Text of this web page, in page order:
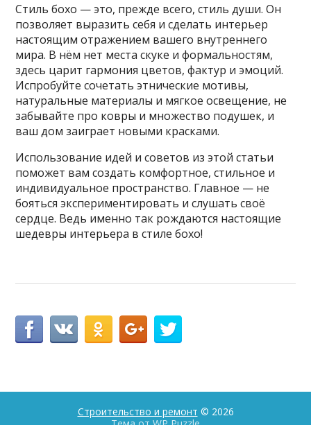
Стиль бохо — это, прежде всего, стиль души. Он
позволяет выразить себя и сделать интерьер
настоящим отражением вашего внутреннего
мира. В нём нет места скуке и формальностям,
здесь царит гармония цветов, фактур и эмоций.
Испробуйте сочетать этнические мотивы,
натуральные материалы и мягкое освещение, не
забывайте про ковры и множество подушек, и
ваш дом заиграет новыми красками.
Использование идей и советов из этой статьи
поможет вам создать комфортное, стильное и
индивидуальное пространство. Главное — не
бояться экспериментировать и слушать своё
сердце. Ведь именно так рождаются настоящие
шедевры интерьера в стиле бохо!
Строительство и ремонт © 2026